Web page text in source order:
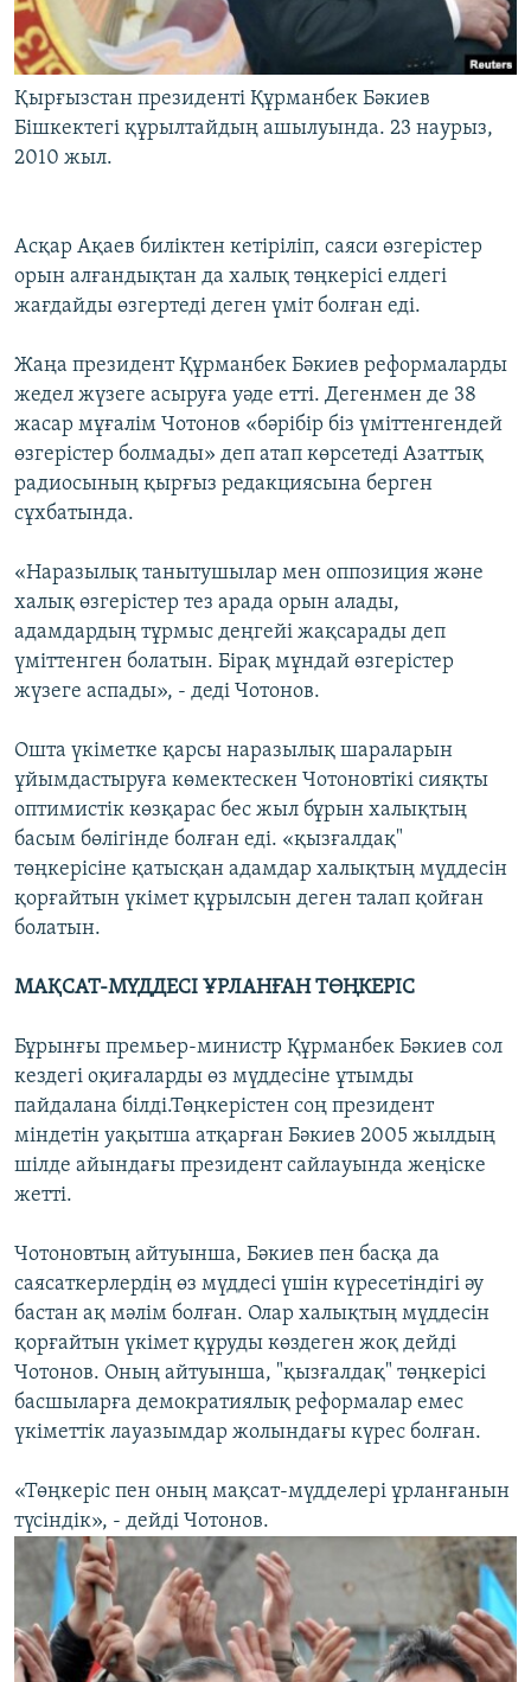
Қырғызстан президенті Құрманбек Бәкиев
Бішкектегі құрылтайдың ашылуында. 23 наурыз,
2010 жыл.
Асқар Ақаев биліктен кетіріліп, саяси өзгерістер
орын алғандықтан да халық төңкерісі елдегі
жағдайды өзгертеді деген үміт болған еді.
Жаңа президент Құрманбек Бәкиев реформаларды
жедел жүзеге асыруға уәде етті. Дегенмен де 38
жасар мұғалім Чотонов «бәрібір біз үміттенгендей
өзгерістер болмады» деп атап көрсетеді Азаттық
радиосының қырғыз редакциясына берген
сұхбатында.
«Наразылық танытушылар мен оппозиция және
халық өзгерістер тез арада орын алады,
адамдардың тұрмыс деңгейі жақсарады деп
үміттенген болатын. Бірақ мұндай өзгерістер
жүзеге аспады», - деді Чотонов.
Ошта үкіметке қарсы наразылық шараларын
ұйымдастыруға көмектескен Чотоновтікі сияқты
оптимистік көзқарас бес жыл бұрын халықтың
басым бөлігінде болған еді. «қызғалдақ"
төңкерісіне қатысқан адамдар халықтың мүддесін
қорғайтын үкімет құрылсын деген талап қойған
болатын.
МАҚСАТ-МҮДДЕСІ ҰРЛАНҒАН ТӨҢКЕРІС
Бұрынғы премьер-министр Құрманбек Бәкиев сол
кездегі оқиғаларды өз мүддесіне ұтымды
пайдалана білді.Төңкерістен соң президент
міндетін уақытша атқарған Бәкиев 2005 жылдың
шілде айындағы президент сайлауында жеңіске
жетті.
Чотоновтың айтуынша, Бәкиев пен басқа да
саясаткерлердің өз мүддесі үшін күресетіндігі әу
бастан ақ мәлім болған. Олар халықтың мүддесін
қорғайтын үкімет құруды көздеген жоқ дейді
Чотонов. Оның айтуынша, "қызғалдақ" төңкерісі
басшыларға демократиялық реформалар емес
үкіметтік лауазымдар жолындағы күрес болған.
«Төңкеріс пен оның мақсат-мүдделері ұрланғанын
түсіндік», - дейді Чотонов.